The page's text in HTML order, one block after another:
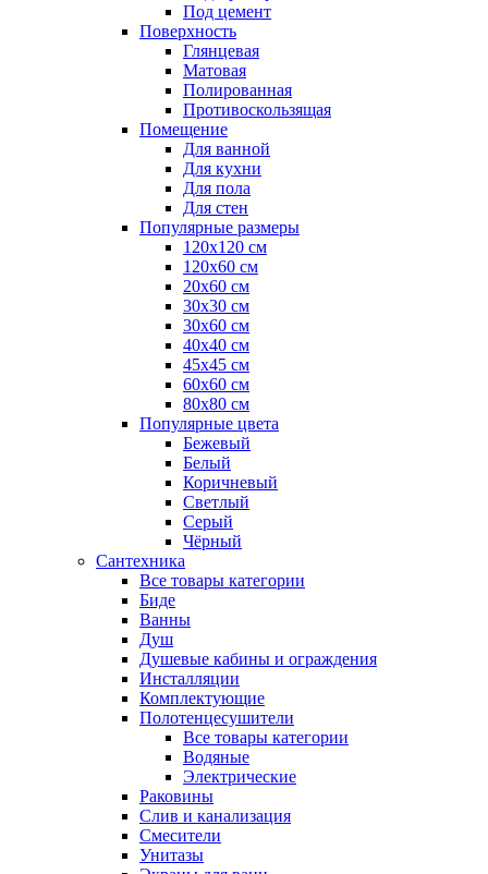
Под цемент
Поверхность
Глянцевая
Матовая
Полированная
Противоскользящая
Помещение
Для ванной
Для кухни
Для пола
Для стен
Популярные размеры
120x120 см
120x60 см
20x60 см
30x30 см
30x60 см
40x40 см
45x45 см
60x60 см
80x80 см
Популярные цвета
Бежевый
Белый
Коричневый
Светлый
Серый
Чёрный
Сантехника
Все товары категории
Биде
Ванны
Душ
Душевые кабины и ограждения
Инсталляции
Комплектующие
Полотенцесушители
Все товары категории
Водяные
Электрические
Раковины
Слив и канализация
Смесители
Унитазы